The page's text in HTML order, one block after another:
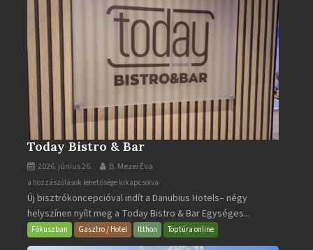
Today Bistro & Bar
2026. június 26. B. Mezei Éva
Today
Bistro
&
Bar
bejegyzéshez
a hozzászólások lehetősége kikapcsolva
Új bisztrókoncepcióval indít a Danubius Hotels– négy
helyszínen nyílt meg a Today Bistro & Bar Egységes...
Fókuszban Gasztro / Hotel Itthon Toptúra online